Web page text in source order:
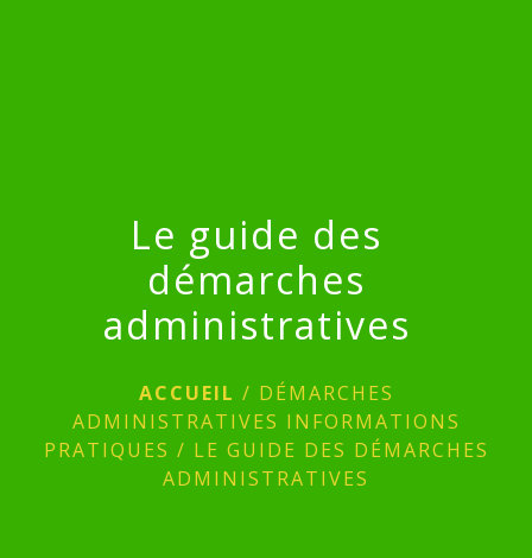
Le guide des
démarches
administratives
ACCUEIL / DÉMARCHES
ADMINISTRATIVES INFORMATIONS
PRATIQUES / LE GUIDE DES DÉMARCHES
ADMINISTRATIVES